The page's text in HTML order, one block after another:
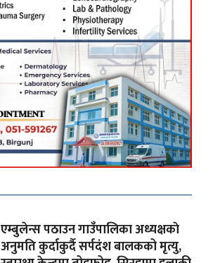
एम्बुलेन्स पठाउन गाउँपालिका अध्यक्षकाे
अनुमति कुर्दाकुर्दै सर्पदंश बालकको मृत्यु,